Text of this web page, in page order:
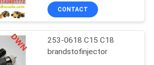
CONTACT
253-0618 C15 C18
brandstofinjector